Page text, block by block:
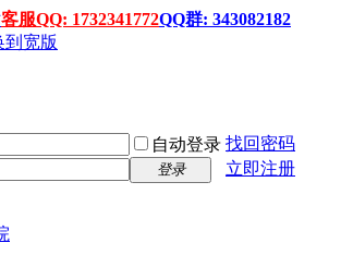
客服QQ: 1732341772QQ群: 343082182
到宽版
自动登录 找回密码
登录
立即注册